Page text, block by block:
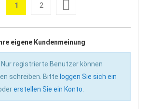
Sie lesen gerade die Seite
1 Seite
2
eigene Kundenmeinung
Nur registrierte Benutzer können
schreiben. Bitte loggen Sie sich ein
erstellen Sie ein Konto